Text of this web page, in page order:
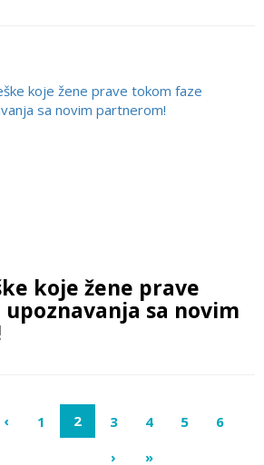
koje žene prave
sa novim
‹ 1 2 3 4 5
6
›
»